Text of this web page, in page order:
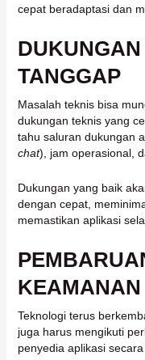
cepat beradaptasi dan
TANGGAP
Masalah teknis bisa
dukungan teknis yang
tahu saluran dukungan
chat), jam operasional,
Dukungan yang baik
dengan cepat,
memastikan aplikasi
KEAMANAN
Teknologi terus
juga harus mengikuti
penyedia aplikasi